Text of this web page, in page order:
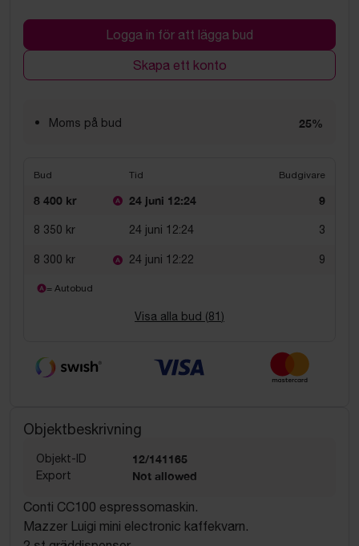
Logga in för att lägga bud
Skapa ett konto
Moms på bud 25%
Bud Tid Budgivare
8 400 kr 24 juni 12:24 9
8 350 kr 24 juni 12:24 3
8 300 kr 24 juni 12:22 9
= Autobud
Visa alla bud (81 )
Objektbeskrivning
Objekt-ID 12/141165
Export Not allowed
Conti CC100 espressomaskin.
Mazzer Luigi mini electronic kaffekvarn.